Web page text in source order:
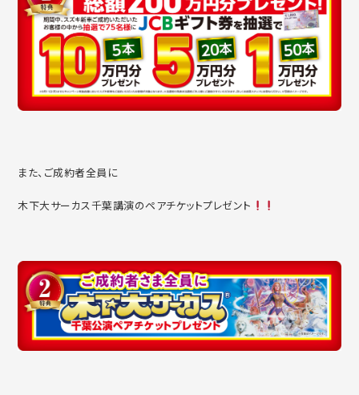
また、ご成約者全員に
木下大サーカス千葉講演のペアチケットプレゼント